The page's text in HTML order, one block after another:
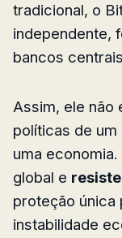
tradicional, o
independente,
bancos
Assim, ele não
políticas de
uma
global e
proteção única
instabilidade